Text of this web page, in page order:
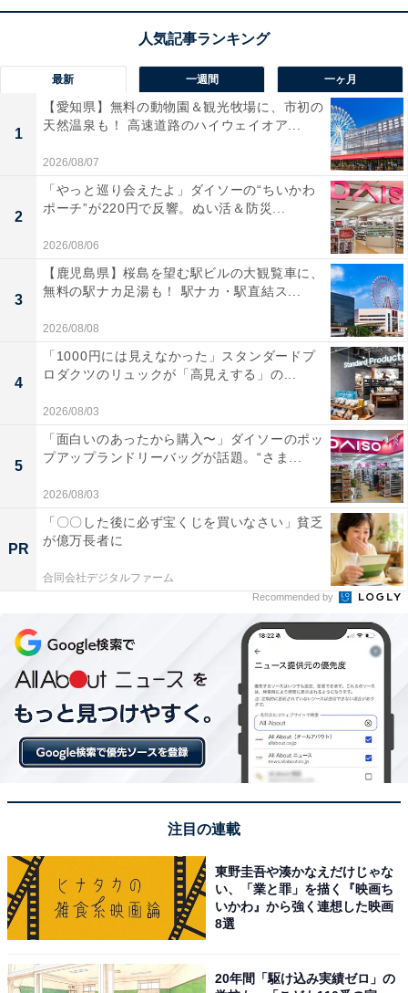
こちらもおすすめ
【アナグラムクイズ】解けるとスッキリ！「き
づ ん な か」を並び替えると？ 1分以内で挑戦
最新 一週間 一ヶ月
1
【愛知県】無料の動物園＆観光牧場に、市初の
天然温泉も！ 高速道路のハイウェイオア...
2026/08/07
2
「やっと巡り会えたよ」ダイソーの“ちいかわ
ポーチ”が220円で反響。ぬい活＆防災...
2026/08/06
3
【鹿児島県】桜島を望む駅ビルの大観覧車に、
無料の駅ナカ足湯も！ 駅ナカ・駅直結ス...
2026/08/08
4
「1000円には見えなかった」スタンダードプ
ロダクツのリュックが「高見えする」の...
2026/08/03
5
「面白いのあったから購入〜」ダイソーのポッ
プアップランドリーバッグが話題。“さま...
2026/08/03
PR
「〇〇した後に必ず宝くじを買いなさい」貧乏
が億万長者に
合同会社デジタルファーム
Recommended by
注目の連載
東野圭吾や湊かなえだけじゃな
い、「業と罪」を描く『映画ち
いかわ』から強く連想した映画
8選
20年間「駆け込み実績ゼロ」の